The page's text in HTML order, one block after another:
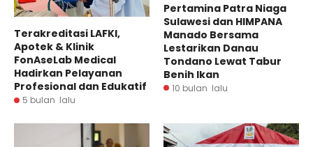
Terakreditasi LAFKI,
Apotek & Klinik
FonAseLab Medical
Hadirkan Pelayanan
Profesional dan Edukatif
5 bulan lalu
Pertamina Patra Niaga
Sulawesi dan HIMPANA
Manado Bersama
Lestarikan Danau
Tondano Lewat Tabur
Benih Ikan
10 bulan lalu